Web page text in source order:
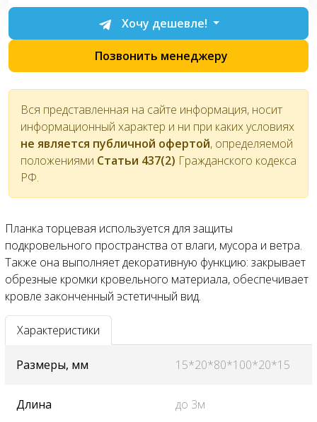
Хочу дешевле!
Позвонить менеджеру
Вся представленная на сайте информация, носит
информационный характер и ни при каких условиях
не является публичной офертой, определяемой
положениями Статьи 437(2) Гражданского кодекса
РФ.
Планка торцевая используется для защиты
подкровельного пространства от влаги, мусора и ветра.
Также она выполняет декоративную функцию: закрывает
обрезные кромки кровельного материала, обеспечивает
кровле законченный эстетичный вид.
Характеристики
Размеры, мм 15*20*80*100*20*15
Длина до 3м